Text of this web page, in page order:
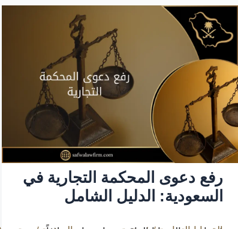
رفع دعوى المحكمة التجارية في
السعودية: الدليل الشامل